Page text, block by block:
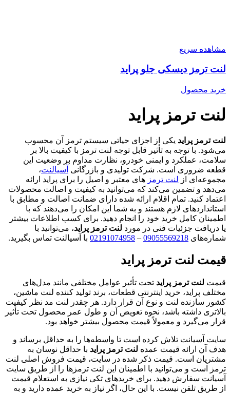
مشاهده سریع
لنت ترمز دیسکی جلو پراید
خرید محصول
لنت ترمز پراید
لنت ترمز پراید یکی از اجزای حیاتی سیستم ترمز آن محسوب
می‌شود. با توجه به تأثیر قابل توجه لنت ترمز با کیفیت بالا بر
سلامت، عملکرد و ایمنی خودرو، نظارت مداوم بر وضعیت این
قطعه ضروری است. شرکت تولیدی و بازرگانی آسیالنت،
مجموعه‌ای از لنت‌ ترمز های معتبر و اصیل را برای پراید ارائه
می‌دهد و تضمین می‌کند که می‌توانید به کیفیت و اصالت محصولات
اعتماد کنید. تمام اقلام ارائه شده دارای ضمانت اصالت و مطابق با
استانداردهای لازم هستند و به شما این امکان را می‌دهند که با
اطمینان کامل خرید خود را انجام دهید. برای کسب اطلاعات بیشتر
یا دریافت جزئیات فنی در مورد لنت‌ ترمز پراید، می‌توانید با
شماره‌های 09055569218
–
02191074958 با آسیالنت تماس بگیرید.
قیمت لنت ترمز پراید
قیمت لنت ترمز پراید تحت تأثیر عوامل مختلفی مانند مدل‌های
مختلف پراید، خرید اینترنتی قطعات، برند تولید کننده لنت ماشین،
کشور سازنده لنت و نوع آن قرار دارد. هر چقدر لنت مد نظر کیفیت
بالاتری داشته باشد، نحوه تعویض آن و طول عمر محصول تحت تأثیر
قرار می‌گیرد و معمولاً قیمت محصول بیشتر خواهد بود.
سایت آسیانت تلاش کرده است تا واسطه‌ها را به حداقل برساند و
هدف آن ارائه قیمت عمده لنت ترمز پراید با حداقل نوسان به
مشتریان است. قیمت ذکر شده در سایت، قیمت فروش اصلی لنت
ترمز است و می‌توانید با اطمینان این لنت ترمزها را از طریق سایت
آسیانت سفارش دهید. برای خریدهای تکی نیازی به استعلام قیمت
از طریق تلفن نیست. با این حال، اگر نیاز به خرید عمده دارید و به